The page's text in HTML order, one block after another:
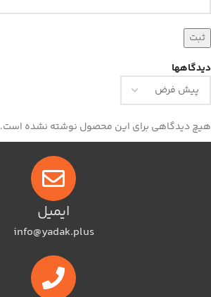
دیدگاهها
هیچ دیدگاهی برای این محصول نوشته نشده است.
ایمیل
info@yadak.plus